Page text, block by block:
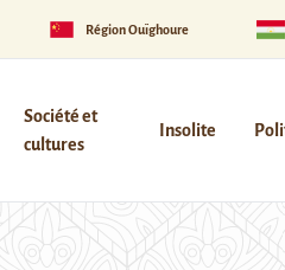
Région Ouïghoure
Société et
cultures
Insolite